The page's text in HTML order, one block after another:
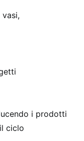
vasi,
i prodotti
ciclo